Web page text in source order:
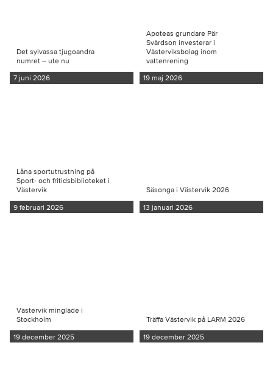
Det sylvassa tjugoandra
numret – ute nu
7 juni 2026
Apoteas grundare Pär
Svärdson investerar i
Västerviksbolag inom
vattenrening
19 maj 2026
Låna sportutrustning på
Sport- och fritidsbiblioteket i
Västervik
9 februari 2026
Säsonga i Västervik 2026
13 januari 2026
Västervik minglade i
Stockholm
19 december 2025
Träffa Västervik på LARM 2026
19 december 2025